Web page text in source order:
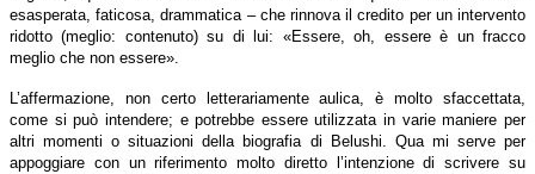
esasperata, faticosa, drammatica – che rinnova il credito per un intervento
ridotto (meglio: contenuto) su di lui: «Essere, oh, essere è un fracco
meglio che non essere».
L’affermazione, non certo letterariamente aulica, è molto sfaccettata,
come si può intendere; e potrebbe essere utilizzata in varie maniere per
altri momenti o situazioni della biografia di Belushi. Qua mi serve per
appoggiare con un riferimento molto diretto l’intenzione di scrivere su